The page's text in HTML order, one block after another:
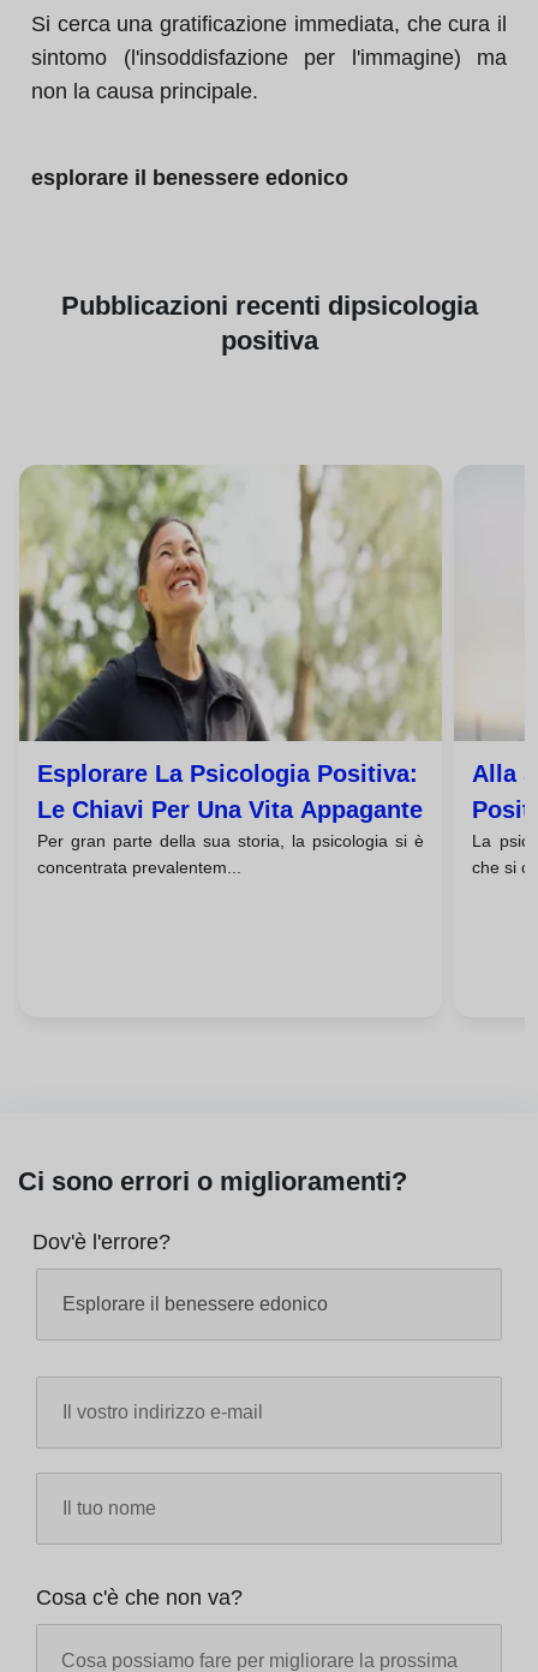
Si cerca una gratificazione immediata, che cura il
sintomo (l'insoddisfazione per l'immagine) ma
non la causa principale.
esplorare il benessere edonico
Pubblicazioni recenti dipsicologia
positiva
Esplorare La Psicologia Positiva:
Le Chiavi Per Una Vita Appagante
Per gran parte della sua storia, la psicologia si è
concentrata prevalentem...
Alla
La
che si
Ci sono errori o miglioramenti?
Dov'è l'errore?
Cosa c'è che non va?